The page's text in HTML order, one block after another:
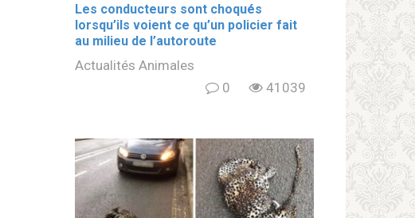
Les conducteurs sont choqués
lorsqu’ils voient ce qu’un policier fait
au milieu de l’autoroute
Actualités Animales
0
41039